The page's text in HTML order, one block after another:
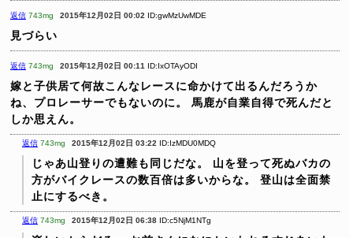
返信 743mg 2015年12月02日 00:02 ID:gwMzUwMDE
見づらい
返信 743mg 2015年12月02日 00:11 ID:IxOTAyODI
嫁と子供居て何故こんなレースに命かけて出るんだろうか
ね、プロレーサーでもないのに。
馬鹿が自業自得で死んだと
しか思えん。
返信 743mg 2015年12月02日 03:22 ID:IzMDU0MDQ
じゃあ山登りの遭難も同じだな。
山を登って死ぬバカの
方がバイクレースの数百倍は多いからな。
登山は全面禁
止にするべき。
返信 743mg 2015年12月02日 06:38 ID:c5NjM1NTg